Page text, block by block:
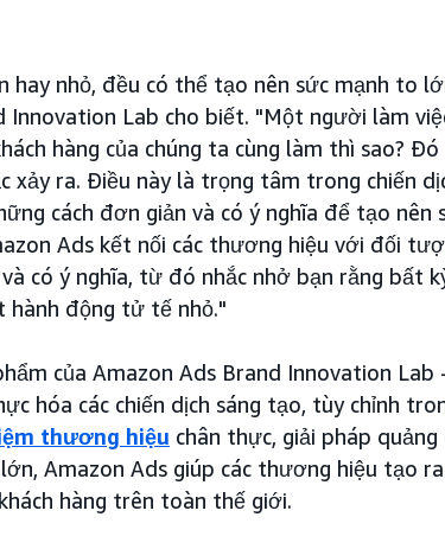
hay nhỏ, đều có thể tạo nên sức mạnh to
Innovation Lab cho biết. "Một người làm
hàng của chúng ta cùng làm thì sao?
xảy ra. Điều này là trọng tâm trong chiến
cách đơn giản và có ý nghĩa để tạo nên
Ads kết nối các thương hiệu với đối
có ý nghĩa, từ đó nhắc nhở bạn rằng bất
hành động tử tế nhỏ."
của Amazon Ads Brand Innovation
hóa các chiến dịch sáng tạo, tùy chỉnh
thương hiệu chân thực, giải pháp
Amazon Ads giúp các thương hiệu tạo
hàng trên toàn thế giới.